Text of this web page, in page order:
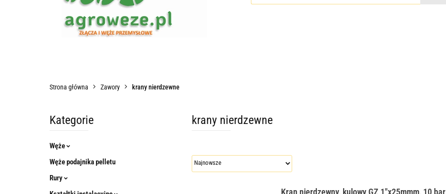
Strona główna Zawory krany nierdzewne
Kategorie
Węże
Węże podajnika pelletu
Rury
krany nierdzewne
Kran nierdzewny, kulowy GZ 1"x25mmm, 10 bar